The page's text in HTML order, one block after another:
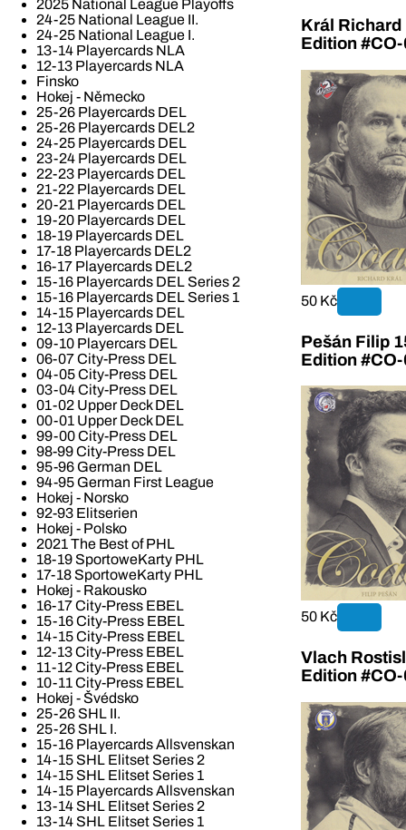
2025 National League Playoffs
24-25 National League II.
24-25 National League I.
13-14 Playercards NLA
12-13 Playercards NLA
Finsko
Hokej - Německo
25-26 Playercards DEL
25-26 Playercards DEL2
24-25 Playercards DEL
23-24 Playercards DEL
22-23 Playercards DEL
21-22 Playercards DEL
20-21 Playercards DEL
19-20 Playercards DEL
18-19 Playercards DEL
17-18 Playercards DEL2
16-17 Playercards DEL2
15-16 Playercards DEL Series 2
15-16 Playercards DEL Series 1
14-15 Playercards DEL
12-13 Playercards DEL
09-10 Playercars DEL
06-07 City-Press DEL
04-05 City-Press DEL
03-04 City-Press DEL
01-02 Upper Deck DEL
00-01 Upper Deck DEL
99-00 City-Press DEL
98-99 City-Press DEL
95-96 German DEL
94-95 German First League
Hokej - Norsko
92-93 Elitserien
Hokej - Polsko
2021 The Best of PHL
18-19 SportoweKarty PHL
17-18 SportoweKarty PHL
Hokej - Rakousko
16-17 City-Press EBEL
15-16 City-Press EBEL
14-15 City-Press EBEL
12-13 City-Press EBEL
11-12 City-Press EBEL
10-11 City-Press EBEL
Hokej - Švédsko
25-26 SHL II.
25-26 SHL I.
15-16 Playercards Allsvenskan
14-15 SHL Elitset Series 2
14-15 SHL Elitset Series 1
14-15 Playercards Allsvenskan
13-14 SHL Elitset Series 2
13-14 SHL Elitset Series 1
Král Richard
Edition
50 Kč
Pešán Filip
Edition
50 Kč
Vlach
Edition